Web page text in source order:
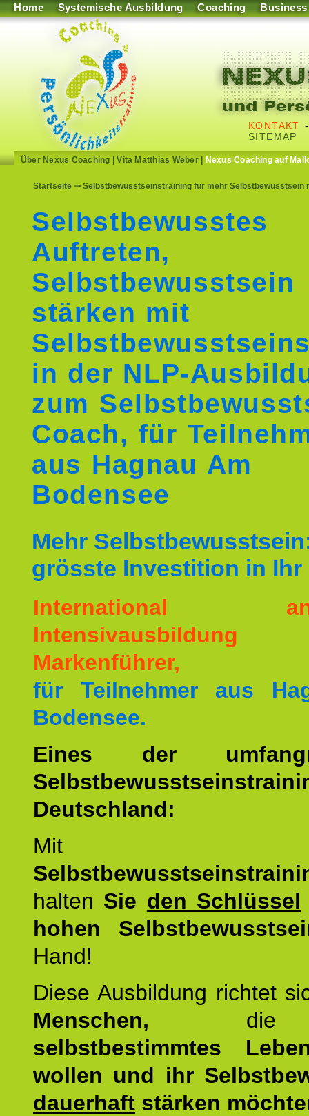
Home Systemische Ausbildung Coaching Business
KONTAKT
SITEMAP
Über Nexus Coaching |Vita Matthias Weber| Nexus Coaching auf
Startseite ⇒ Selbstbewusstseinstraining für mehr Selbstbewusstsein
Selbstbewusstes
Auftreten,
Selbstbewusstsein
stärken mit
in der NLP-
zum
Coach, für
aus Hagnau Am
Bodensee
Mehr
grösste Investition in Ihr
International
Markenführer,
für Teilnehmer aus
Bodensee.
Eines der
Deutschland:
Mit
halten Sie den Schlüssel
hohen
Hand!
Diese Ausbildung richtet
Menschen,
selbstbestimmtes
wollen und ihr
dauerhaft stärken